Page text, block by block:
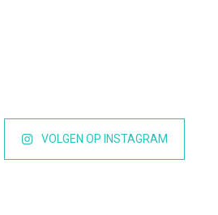
VOLGEN OP INSTAGRAM